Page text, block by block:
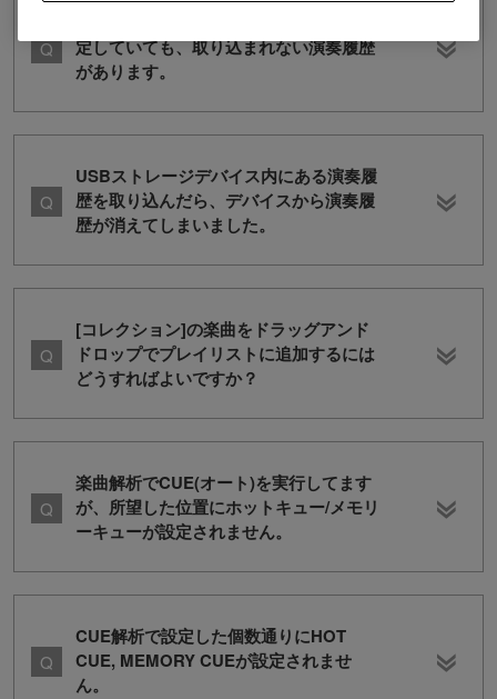
定していても、取り込まれない演奏履歴
があります。
USBストレージデバイス内にある演奏履
歴を取り込んだら、デバイスから演奏履
歴が消えてしまいました。
[コレクション]の楽曲をドラッグアンド
ドロップでプレイリストに追加するには
どうすればよいですか？
楽曲解析でCUE(オート)を実行してます
が、所望した位置にホットキュー/メモリ
ーキューが設定されません。
CUE解析で設定した個数通りにHOT
CUE, MEMORY CUEが設定されませ
ん。